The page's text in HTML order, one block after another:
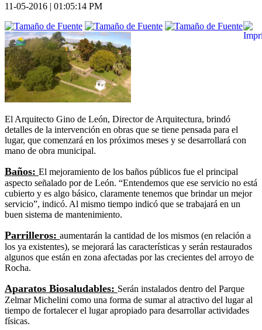
11-05-2016 | 01:05:14 PM
El Arquitecto Gino de León, Director de Arquitectura, brindó
detalles de la intervención en obras que se tiene pensada para el
lugar, que comenzará en los próximos meses y se desarrollará con
mano de obra municipal.
Baños: El mejoramiento de los baños públicos fue el principal
aspecto señalado por de León. “Entendemos que ese servicio no está
cubierto y es algo básico, claramente tenemos que brindar un mejor
servicio”, indicó. Al mismo tiempo indicó que se trabajará en un
buen sistema de mantenimiento.
Parrilleros: aumentarán la cantidad de los mismos (en relación a
los ya existentes), se mejorará las características y serán restaurados
algunos que están en zona afectadas por las crecientes del arroyo de
Rocha.
Aparatos Biosaludables: Serán instalados dentro del Parque
Zelmar Michelini como una forma de sumar al atractivo del lugar al
tiempo de fortalecer el lugar apropiado para desarrollar actividades
físicas.